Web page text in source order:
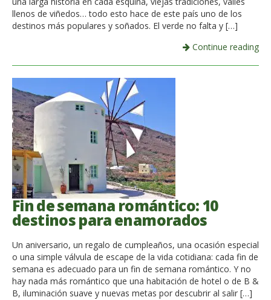
llenos de viñedos… todo esto hace de este país uno de los
destinos más populares y soñados. El verde no falta y […]
Continue reading
Fin de semana romántico: 10
destinos para enamorados
Un aniversario, un regalo de cumpleaños, una ocasión especial
o una simple válvula de escape de la vida cotidiana: cada fin de
semana es adecuado para un fin de semana romántico. Y no
hay nada más romántico que una habitación de hotel o de B &
B, iluminación suave y nuevas metas por descubrir al salir […]